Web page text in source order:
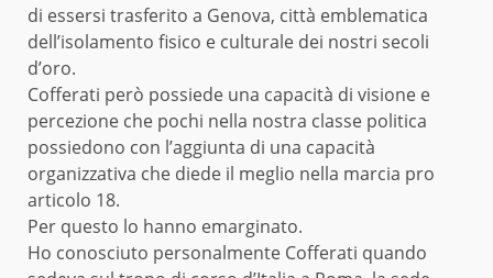
di essersi trasferito a Genova, città emblematica
dell’isolamento fisico e culturale dei nostri secoli
d’oro.
Cofferati però possiede una capacità di visione e
percezione che pochi nella nostra classe politica
possiedono con l’aggiunta di una capacità
organizzativa che diede il meglio nella marcia pro
articolo 18.
Per questo lo hanno emarginato.
Ho conosciuto personalmente Cofferati quando